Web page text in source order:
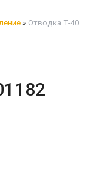
» Отводка Т-40